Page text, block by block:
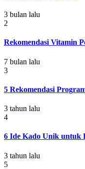
3 bulan lalu
2
Rekomendasi Vitamin
7 bulan lalu
3
5 Rekomendasi
3 tahun lalu
4
6 Ide Kado Unik untuk
3 tahun lalu
5